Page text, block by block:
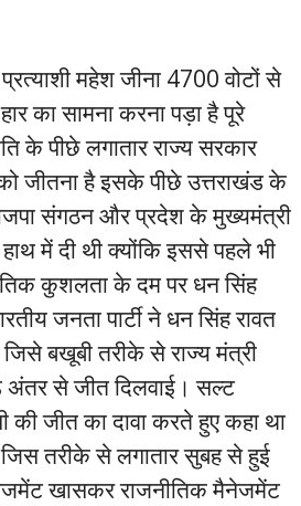
महेश जीना 4700 वोटों से
का सामना करना पड़ा है पूरे
के पीछे लगातार राज्य सरकार
जीतना है इसके पीछे उत्तराखंड के
संगठन और प्रदेश के मुख्यमंत्री
में दी थी क्योंकि इससे पहले भी
कुशलता के दम पर धन सिंह
जनता पार्टी ने धन सिंह रावत
जिसे बखूबी तरीके से राज्य मंत्री
अंतर से जीत दिलवाई। सल्ट
की जीत का दावा करते हुए कहा था
तरीके से लगातार सुबह से हुई
खासकर राजनीतिक मैनेजमेंट